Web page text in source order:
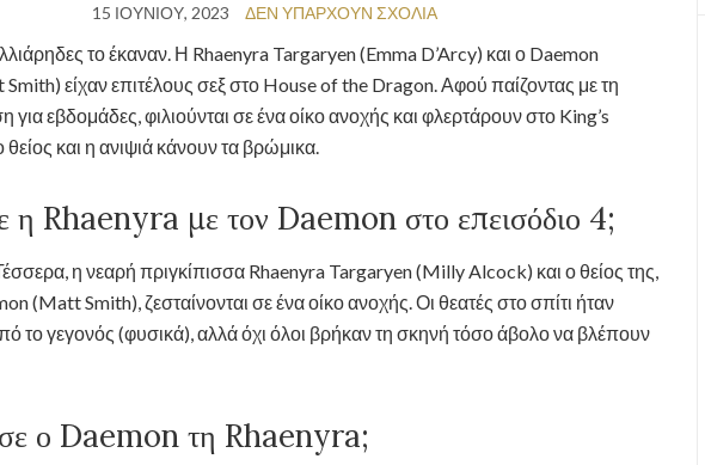
15 ΙΟΥΝΊΟΥ, 2023 ΔΕΝ ΥΠΆΡΧΟΥΝ ΣΧΌΛΙΑ
το έκαναν. Η Rhaenyra Targaryen (Emma D’Arcy) και ο Daemon
είχαν επιτέλους σεξ στο House of the Dragon. Αφού παίζοντας με τη
για εβδομάδες, φιλιούνται σε ένα οίκο ανοχής και φλερτάρουν στο King’s
θείος και η ανιψιά κάνουν τα βρώμικα.
η Rhaenyra με τον Daemon στο επεισόδιο 4;
η νεαρή πριγκίπισσα Rhaenyra Targaryen (Milly Alcock) και ο θείος της,
(Matt Smith), ζεσταίνονται σε ένα οίκο ανοχής. Οι θεατές στο σπίτι ήταν
το γεγονός (φυσικά), αλλά όχι όλοι βρήκαν τη σκηνή τόσο άβολο να βλέπουν
ο Daemon τη Rhaenyra;